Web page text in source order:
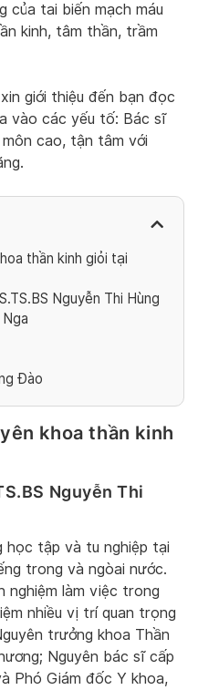
của tai biến mạch máu
kinh, tâm thần, trầm
giới thiệu đến bạn đọc
vào các yếu tố: Bác sĩ
cao, tận tâm với
thần kinh giỏi tại
Nguyễn Thi Hùng
Đào
khoa thần kinh
Nguyễn Thi
học tập và tu nghiệp tại
trong và ngòai nước.
nghiệm làm việc trong
nhiều vị trí quan trọng
trưởng khoa Thần
Nguyên bác sĩ cấp
Phó Giám đốc Y khoa,